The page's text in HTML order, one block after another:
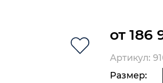
от 186
Артикул:
Размер: